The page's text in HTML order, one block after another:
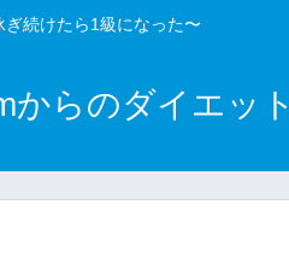
続けたら1級になった〜
からのダイエット